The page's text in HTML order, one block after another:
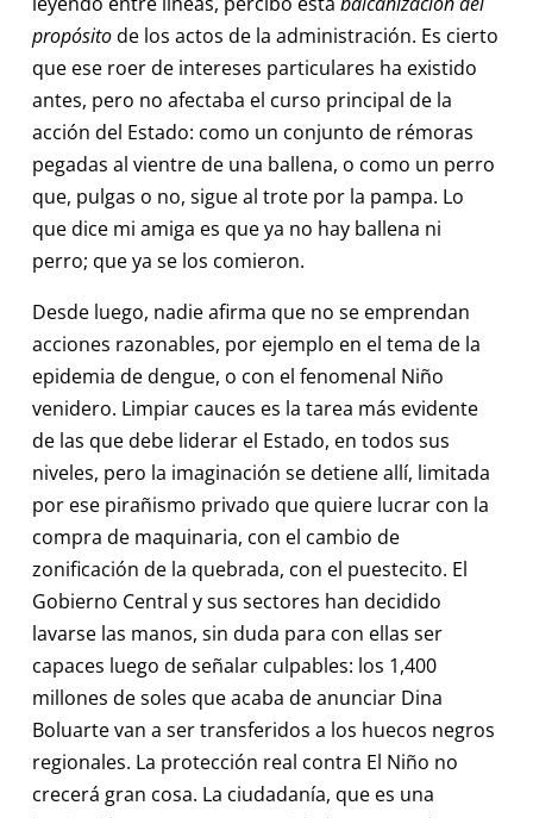
propósitode los actos de la administración. Es cierto
que ese roer de intereses particulares ha existido
antes, pero no afectaba el curso principal de la
acción del Estado: como un conjunto de rémoras
pegadas al vientre de una ballena, o como un perro
que, pulgas o no, sigue al trote por la pampa. Lo
que dice mi amiga es que ya no hay ballena ni
perro; que ya se los comieron.
Desde luego, nadie afirma que no se emprendan
acciones razonables, por ejemplo en el tema de la
epidemia de dengue, o con el fenomenal Niño
venidero. Limpiar cauces es la tarea más evidente
de las que debe liderar el Estado, en todos sus
niveles, pero la imaginación se detiene allí, limitada
por ese pirañismo privado que quiere lucrar con la
compra de maquinaria, con el cambio de
zonificación de la quebrada, con el puestecito. El
Gobierno Central y sus sectores han decidido
lavarse las manos, sin duda para con ellas ser
capaces luego de señalar culpables: los 1,400
millones de soles que acaba de anunciar Dina
Boluarte van a ser transferidos a los huecos negros
regionales. La protección real contra El Niño no
crecerá gran cosa. La ciudadanía, que es una